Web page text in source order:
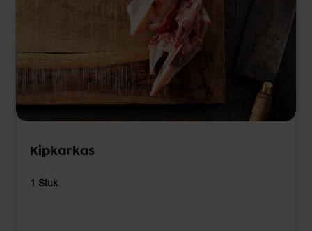
Kipkarkas
1 Stuk